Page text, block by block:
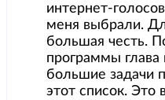
интернет-
меня выбрали.
большая честь.
программы глава
большие задачи
этот список. Это